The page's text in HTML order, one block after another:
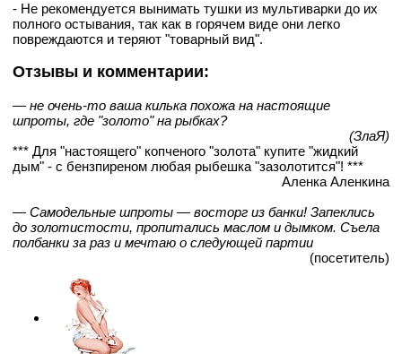
- Не рекомендуется вынимать тушки из мультиварки до их
полного остывания, так как в горячем виде они легко
повреждаются и теряют "товарный вид".
Отзывы и комментарии:
— не очень-то ваша килька похожа на настоящие
шпроты, где "золото" на рыбках?
(ЗлаЯ)
*** Для "настоящего" копченого "золота" купите "жидкий
дым" - с бензпиреном любая рыбешка "зазолотится"! ***
Аленка Аленкина
— Самодельные шпроты — восторг из банки! Запеклись
до золотистости, пропитались маслом и дымком. Съела
полбанки за раз и мечтаю о следующей партии
(посетитель)